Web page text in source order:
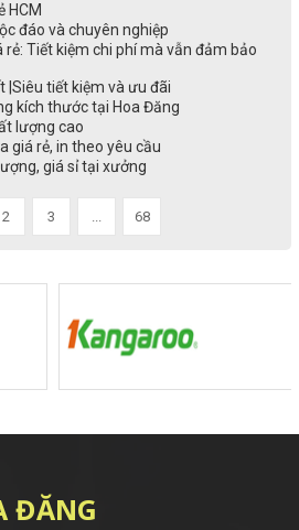
HCM
đáo và chuyên nghiệp
rẻ: Tiết kiệm chi phí mà vẫn đảm bảo
|Siêu tiết kiệm và ưu đãi
kích thước tại Hoa Đăng
lượng cao
giá rẻ, in theo yêu cầu
giá sỉ tại xưởng
2 3 ... 68
ĐĂNG